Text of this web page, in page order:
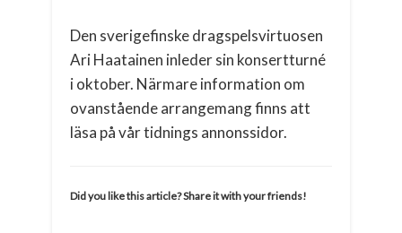
Den sverigefinske dragspelsvirtuosen
Ari Haatainen inleder sin konsertturné
i oktober. Närmare information om
ovanstående arrangemang finns att
läsa på vår tidnings annonssidor.
Did you like this article? Share it with your friends!